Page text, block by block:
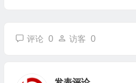
评论 0 访客 0